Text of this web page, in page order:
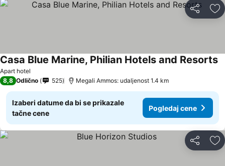
Deli
Apart hotel
Casa Blue Marine, Philian Hotels and Resorts
8,8 Odlično 525 Megali Ammos: udaljenost 1.4 km
Izaberi datume da bi se prikazale
tačne cene
Pogledaj cene
Deli